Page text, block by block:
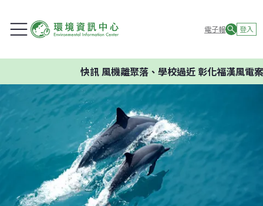
電子報 登入
快訊風機離聚落、學校過近 彰化福漢風電案環